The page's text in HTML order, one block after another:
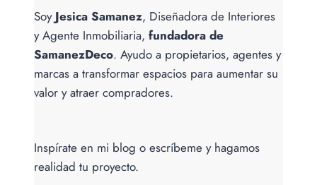
Soy Jesica Samanez, Diseñadora de Interiores
y Agente Inmobiliaria, fundadora de
SamanezDeco. Ayudo a propietarios, agentes y
marcas a transformar espacios para aumentar su
valor y atraer compradores.
Inspírate en mi blog o escríbeme y hagamos
realidad tu proyecto.